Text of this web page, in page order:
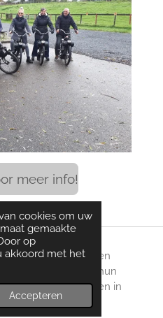
cookies om uw
gemaakte
op
akkoord met het
Accepteren
meer info!
wij leveren staat een
die elk hun
inbrengen in
bedrijf.